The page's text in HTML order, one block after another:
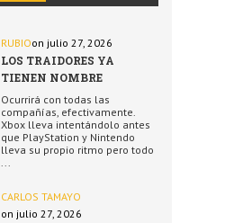
RUBIOon julio 27, 2026
LOS TRAIDORES YA
TIENEN NOMBRE
Ocurrirá con todas las
compañías, efectivamente.
Xbox lleva intentándolo antes
que PlayStation y Nintendo
lleva su propio ritmo pero todo
...
CARLOS TAMAYO
on julio 27, 2026